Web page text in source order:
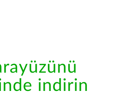
indirin